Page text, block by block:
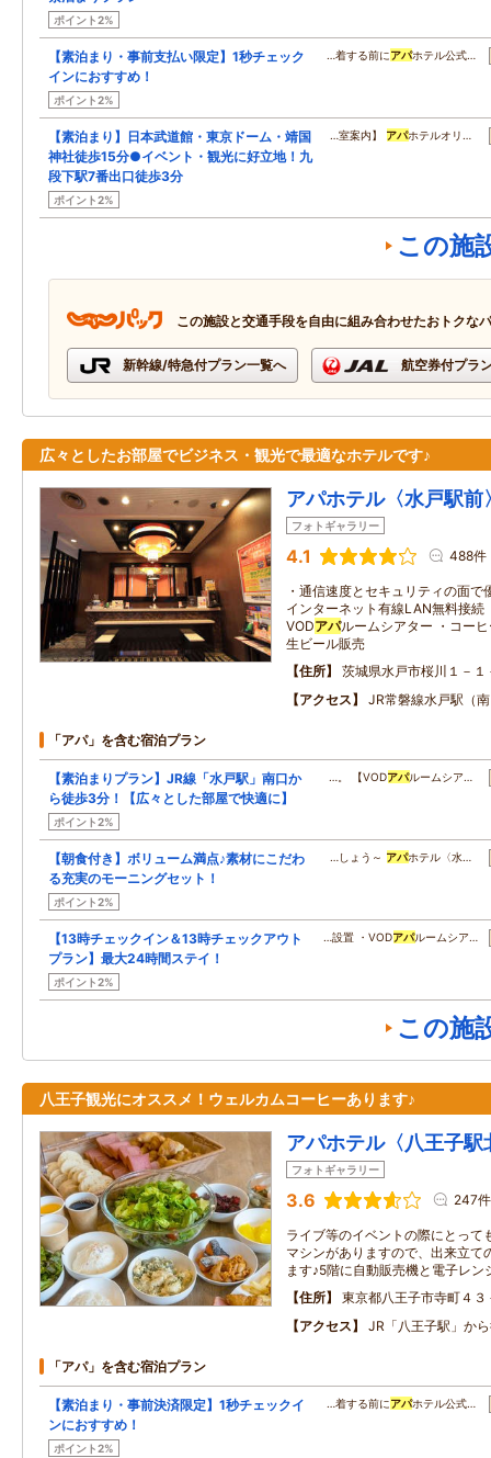
ポイント2%
【素泊まり・事前支払い限定】1秒チェック
インにおすすめ！
ポイント2%
…着する前にアパホテル公式…
【素泊まり】日本武道館・東京ドーム・靖国
神社徒歩15分●イベント・観光に好立地！九
段下駅7番出口徒歩3分
ポイント2%
…室案内】 アパホテルオリ…
この施
この施設と交通手段を自由に組み合わせたおトクな
新幹線/特急付プラン一覧へ 航空券付プラ
広々としたお部屋でビジネス・観光で最適なホテルです♪
アパホテル〈水戸駅前
フォトギャラリー
4.1 488件
・通信速度とセキュリティの面
インターネット有線LAN無料接
VODアパルームシアター ・コー
生ビール販売
住所
茨城県水戸市桜川１－１
アクセス
JR常磐線水戸駅（
「アパ」を含む宿泊プラン
【素泊まりプラン】JR線「水戸駅」南口か
ら徒歩3分！【広々とした部屋で快適に】
ポイント2%
…。 【VODアパルームシア…
【朝食付き】ボリューム満点♪素材にこだわ
る充実のモーニングセット！
ポイント2%
…しょう～ アパホテル〈水…
【13時チェックイン＆13時チェックアウト
プラン】最大24時間ステイ！
ポイント2%
…設置 ・VODアパルームシア…
この施
八王子観光にオススメ！ウェルカムコーヒーあります♪
アパホテル〈八王子駅
フォトギャラリー
3.6 247件
ライブ等のイベントの際にとって
マシンがありますので、出来立て
ます♪5階に自動販売機と電子レン
住所
東京都八王子市寺町４３
アクセス
JR「八王子駅」か
「アパ」を含む宿泊プラン
【素泊まり・事前決済限定】1秒チェックイ
ンにおすすめ！
ポイント2%
…着する前にアパホテル公式…